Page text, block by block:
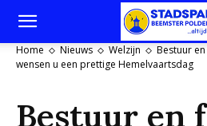
Home Nieuws Welzijn
Bestuur
wensen u een prettige Hemelvaartsdag
Bestuur en